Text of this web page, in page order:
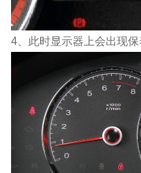
4、此时显示器上会出现